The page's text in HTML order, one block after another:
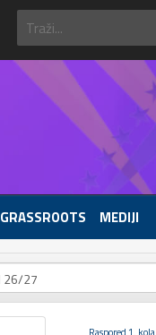
GRASSROOTS MEDIJI